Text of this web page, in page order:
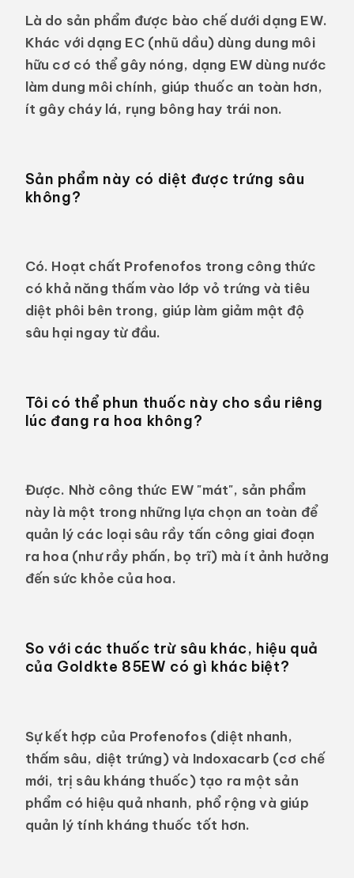
Là do sản phẩm được bào chế dưới dạng EW.
Khác với dạng EC (nhũ dầu) dùng dung môi
hữu cơ có thể gây nóng, dạng EW dùng nước
làm dung môi chính, giúp thuốc an toàn hơn,
ít gây cháy lá, rụng bông hay trái non.
Sản phẩm này có diệt được trứng sâu
không?
Có. Hoạt chất Profenofos trong công thức
có khả năng thấm vào lớp vỏ trứng và tiêu
diệt phôi bên trong, giúp làm giảm mật độ
sâu hại ngay từ đầu.
Tôi có thể phun thuốc này cho sầu riêng
lúc đang ra hoa không?
Được. Nhờ công thức EW "mát", sản phẩm
này là một trong những lựa chọn an toàn để
quản lý các loại sâu rầy tấn công giai đoạn
ra hoa (như rầy phấn, bọ trĩ) mà ít ảnh hưởng
đến sức khỏe của hoa.
So với các thuốc trừ sâu khác, hiệu quả
của Goldkte 85EW có gì khác biệt?
Sự kết hợp của Profenofos (diệt nhanh,
thấm sâu, diệt trứng) và Indoxacarb (cơ chế
mới, trị sâu kháng thuốc) tạo ra một sản
phẩm có hiệu quả nhanh, phổ rộng và giúp
quản lý tính kháng thuốc tốt hơn.